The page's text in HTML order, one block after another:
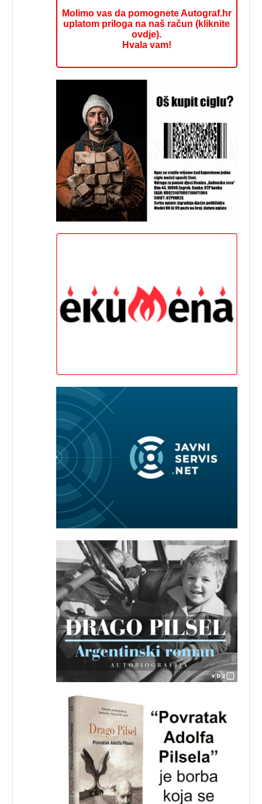
Molimo vas da pomognete Autograf.hr
uplatom priloga na naš račun (kliknite
ovdje).
Hvala vam!